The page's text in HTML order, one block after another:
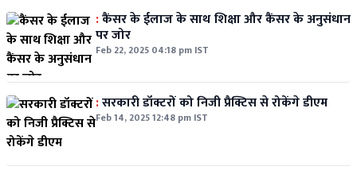
:कैंसर के ईलाज के साथ शिक्षा और कैंसर के अनुसंधान
पर जोर
Feb 22, 2025 04:18 pm IST
:सरकारी डॉक्टरों को निजी प्रैक्टिस से रोकेंगे डीएम
Feb 14, 2025 12:48 pm IST